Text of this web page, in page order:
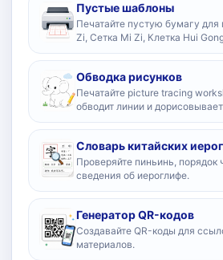
Пустые шаблоны
Печатайте пустую бумагу
Zi, Сетка Mi Zi, Клетка Hui
Обводка рисунков
Печатайте picture tracing
обводит линии и
Словарь китайских
Проверяйте пиньинь, порядок
сведения об иероглифе.
Генератор QR-кодов
Создавайте QR-коды для
материалов.